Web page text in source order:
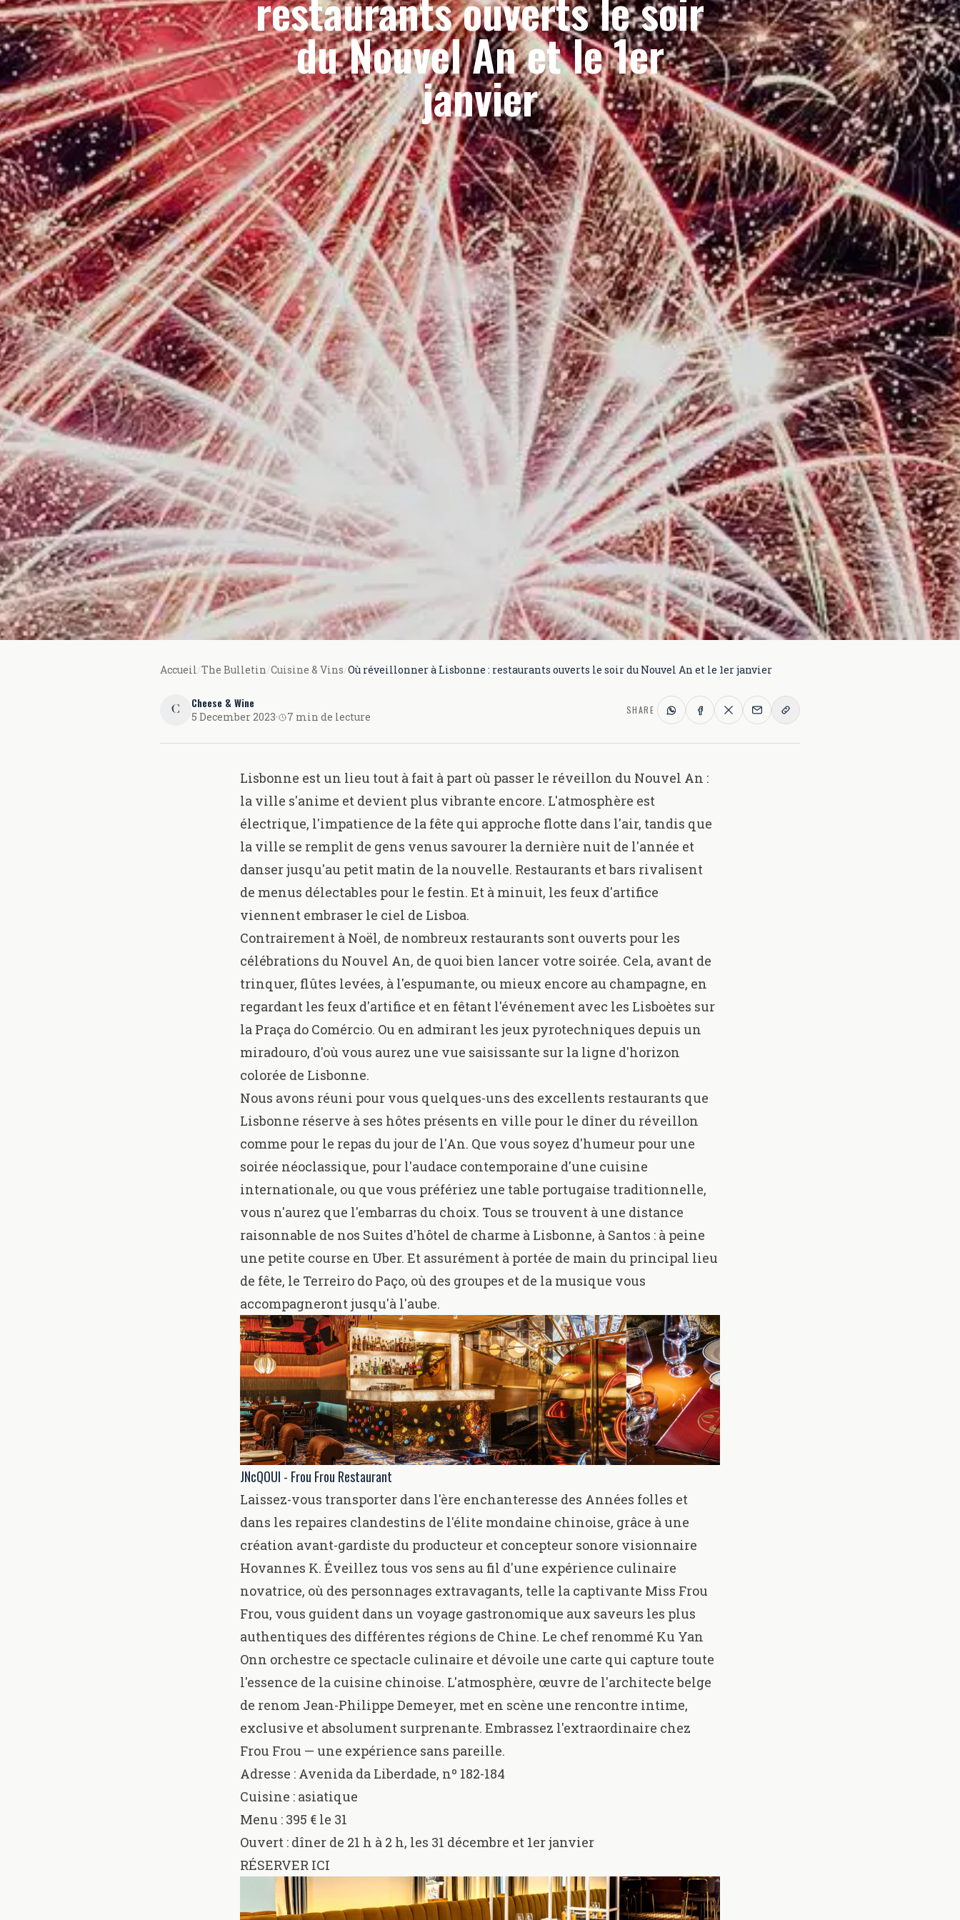
du Nouvel An et le 1er
janvier
Accueil/The Bulletin/Cuisine & Vins/Où réveillonner à Lisbonne : restaurants ouverts le soir du Nouvel An et le 1er janvier
C Cheese & Wine
5 December 2023· 7 min de lecture
SHARE
Lisbonne est un lieu tout à fait à part où passer le réveillon du Nouvel An :
la ville s'anime et devient plus vibrante encore. L'atmosphère est
électrique, l'impatience de la fête qui approche flotte dans l'air, tandis que
la ville se remplit de gens venus savourer la dernière nuit de l'année et
danser jusqu'au petit matin de la nouvelle. Restaurants et bars rivalisent
de menus délectables pour le festin. Et à minuit, les feux d'artifice
viennent embraser le ciel de Lisboa.
Contrairement à Noël, de nombreux restaurants sont ouverts pour les
célébrations du Nouvel An, de quoi bien lancer votre soirée. Cela, avant de
trinquer, flûtes levées, à l'espumante, ou mieux encore au champagne, en
regardant les feux d'artifice et en fêtant l'événement avec les Lisboètes sur
la Praça do Comércio. Ou en admirant les jeux pyrotechniques depuis un
miradouro, d'où vous aurez une vue saisissante sur la ligne d'horizon
colorée de Lisbonne.
Nous avons réuni pour vous quelques-uns des excellents restaurants que
Lisbonne réserve à ses hôtes présents en ville pour le dîner du réveillon
comme pour le repas du jour de l'An. Que vous soyez d'humeur pour une
soirée néoclassique, pour l'audace contemporaine d'une cuisine
internationale, ou que vous préfériez une table portugaise traditionnelle,
vous n'aurez que l'embarras du choix. Tous se trouvent à une distance
raisonnable de nos Suites d'hôtel de charme à Lisbonne, à Santos : à peine
une petite course en Uber. Et assurément à portée de main du principal lieu
de fête, le Terreiro do Paço, où des groupes et de la musique vous
accompagneront jusqu'à l'aube.
JNcQOUI - Frou Frou Restaurant
Laissez-vous transporter dans l'ère enchanteresse des Années folles et
dans les repaires clandestins de l'élite mondaine chinoise, grâce à une
création avant-gardiste du producteur et concepteur sonore visionnaire
Hovannes K. Éveillez tous vos sens au fil d'une expérience culinaire
novatrice, où des personnages extravagants, telle la captivante Miss Frou
Frou, vous guident dans un voyage gastronomique aux saveurs les plus
authentiques des différentes régions de Chine. Le chef renommé Ku Yan
Onn orchestre ce spectacle culinaire et dévoile une carte qui capture toute
l'essence de la cuisine chinoise. L'atmosphère, œuvre de l'architecte belge
de renom Jean-Philippe Demeyer, met en scène une rencontre intime,
exclusive et absolument surprenante. Embrassez l'extraordinaire chez
Frou Frou — une expérience sans pareille.
Adresse : Avenida da Liberdade, nº 182-184
Cuisine : asiatique
Menu : 395 € le 31
Ouvert : dîner de 21 h à 2 h, les 31 décembre et 1er janvier
RÉSERVER ICI